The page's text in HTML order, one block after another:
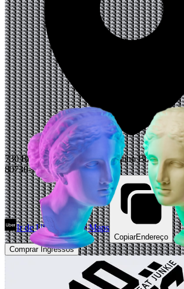
730 Rua Marechal José Bernardino Bormann,
80730-350, Brazil
Ir de Uber Abrir Maps
CopiarEndereço
Comprar Ingressos